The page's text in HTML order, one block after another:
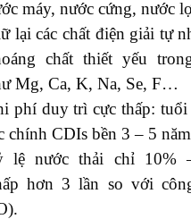
máy, nước cứng, nước
lại các chất điện giải tự
chất thiết yếu
Mg, Ca, K, Na, Se, F…
phí duy trì cực thấp:
chính CDIs bền 3 – 5
lệ nước thải chỉ 10%
hơn 3 lần so với